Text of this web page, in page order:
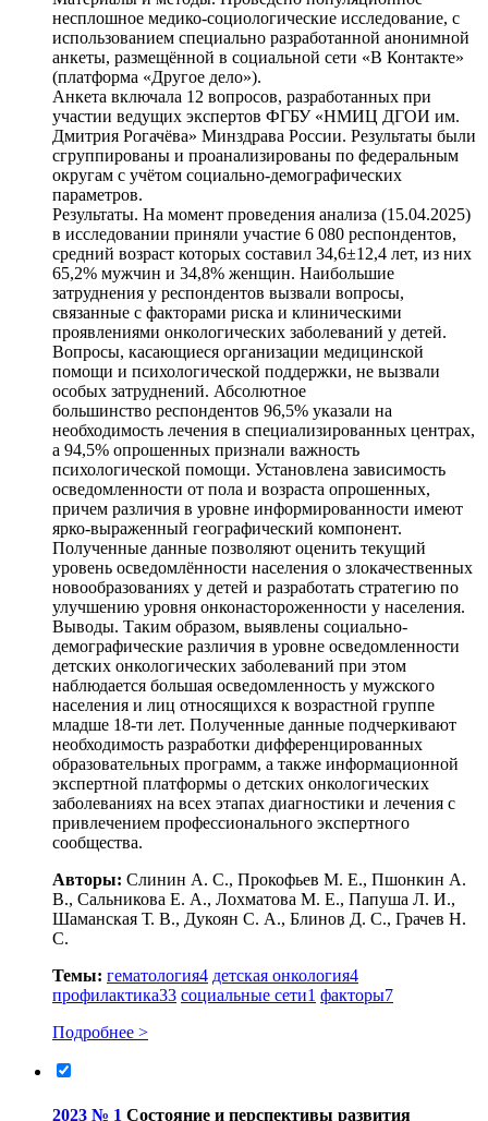
несплошное медико-социологические исследование, с
использованием специально разработанной анонимной
анкеты, размещённой в социальной сети «В Контакте»
(платформа «Другое дело»).
Анкета включала 12 вопросов, разработанных при
участии ведущих экспертов ФГБУ «НМИЦ ДГОИ им.
Дмитрия Рогачёва» Минздрава России. Результаты были
сгруппированы и проанализированы по федеральным
округам с учётом социально-демографических
параметров.
Результаты. На момент проведения анализа (15.04.2025)
в исследовании приняли участие 6 080 респондентов,
средний возраст которых составил 34,6±12,4 лет, из них
65,2% мужчин и 34,8% женщин. Наибольшие
затруднения у респондентов вызвали вопросы,
связанные с факторами риска и клиническими
проявлениями онкологических заболеваний у детей.
Вопросы, касающиеся организации медицинской
помощи и психологической поддержки, не вызвали
особых затруднений. Абсолютное
большинство респондентов 96,5% указали на
необходимость лечения в специализированных центрах,
а 94,5% опрошенных признали важность
психологической помощи. Установлена зависимость
осведомленности от пола и возраста опрошенных,
причем различия в уровне информированности имеют
ярко-выраженный географический компонент.
Полученные данные позволяют оценить текущий
уровень осведомлённости населения о злокачественных
новообразованиях у детей и разработать стратегию по
улучшению уровня онконастороженности у населения.
Выводы. Таким образом, выявлены социально-
демографические различия в уровне осведомленности
детских онкологических заболеваний при этом
наблюдается большая осведомленность у мужского
населения и лиц относящихся к возрастной группе
младше 18-ти лет. Полученные данные подчеркивают
необходимость разработки дифференцированных
образовательных программ, а также информационной
экспертной платформы о детских онкологических
заболеваниях на всех этапах диагностики и лечения с
привлечением профессионального экспертного
сообщества.
Авторы: Слинин А. С., Прокофьев М. Е., Пшонкин А.
В., Сальникова Е. А., Лохматова М. Е., Папуша Л. И.,
Шаманская Т. В., Дукоян С. А., Блинов Д. С., Грачев Н.
С.
Темы: гематология4 детская онкология4
профилактика33 социальные сети1 факторы7
Подробнее >
2023 № 1 Состояние и перспективы развития